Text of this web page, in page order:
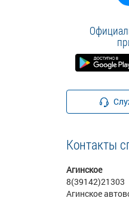
Контакты
Агинское
8(39142)21303
Агинское